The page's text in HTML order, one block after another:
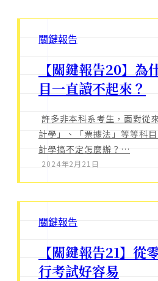
關鍵報告
【關鍵報告20】
目一直讀不起來？
許多非本科系考生，面對從
計學」、「票據法」等等科
計學搞不定怎麼辦？…
2024年2月21日
關鍵報告
【關鍵報告21】從
行考試好容易